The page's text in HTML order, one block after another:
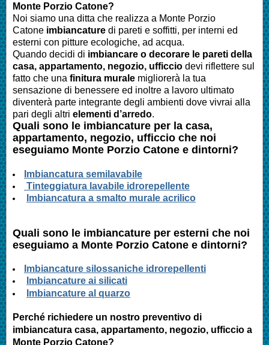
Monte Porzio Catone?
Noi siamo una ditta che realizza a Monte Porzio
Catone imbiancature di pareti e soffitti, per interni ed
esterni con pitture ecologiche, ad acqua.
Quando decidi di imbiancare o decorare le pareti della
casa, appartamento, negozio, ufficcio devi riflettere sul
fatto che una finitura murale migliorerà la tua
sensazione di benessere ed inoltre a lavoro ultimato
diventerà parte integrante degli ambienti dove vivrai alla
pari degli altri elementi d’arredo.
Quali sono le imbiancature per la casa,
appartamento, negozio, ufficcio che noi
eseguiamo Monte Porzio Catone e dintorni?
Imbiancatura semilavabile
Tinteggiatura lavabile idrorepellente
Imbiancatura a smalto murale acrilico
Quali sono le imbiancature per esterni che noi
eseguiamo a Monte Porzio Catone e dintorni?
mbiancature silossaniche idrorepellenti
Imbiancature ai silicati
Imbiancature al quarzo
Perché richiedere un nostro preventivo di
imbiancatura casa, appartamento, negozio, ufficcio a
Monte Porzio Catone?